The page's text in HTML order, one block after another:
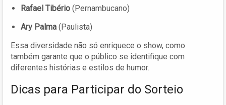
Rafael Tibério (Pernambucano)
Ary Palma (Paulista)
Essa diversidade não só enriquece o show, como
também garante que o público se identifique com
diferentes histórias e estilos de humor.
Dicas para Participar do Sorteio